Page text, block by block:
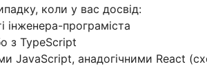
коли у вас досвід:
інженера-програміста
з TypeScript
JavaScript, анадогічними React